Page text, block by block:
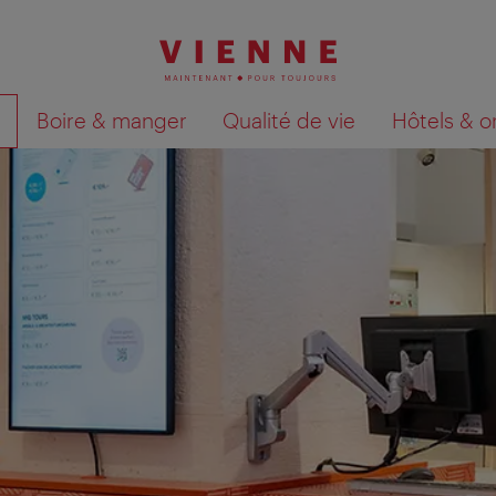
Boire & manger Qualité de vie Hôtels &
Afficher les résultats de la recherche sur la